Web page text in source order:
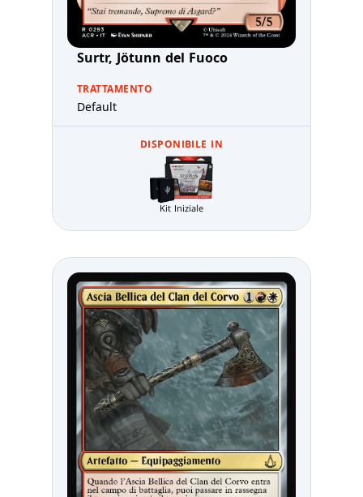
Surtr, Jötunn del Fuoco
TRATTAMENTO
Default
DISPONIBILE IN
Kit Iniziale